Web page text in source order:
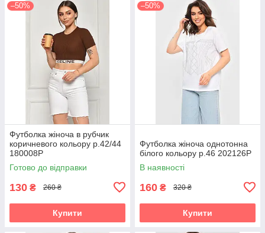
–50%
Футболка жіноча в рубчик
коричневого кольору р.42/44
180008P
Готово до відправки
130 ₴ 260 ₴
Купити
–50%
Футболка жіноча однотонна
білого кольору р.46 202126P
В наявності
160 ₴ 320 ₴
Купити